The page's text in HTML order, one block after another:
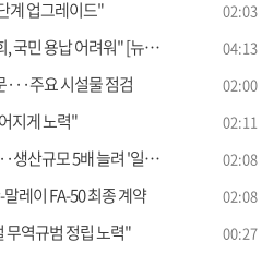
계 업그레이드" 02:03
용납 어려워" [뉴스의 맥] 04:13
주요 시설물 점검 02:00
지게 노력" 02:11
규모 5배 늘려 '일감확보' 02:08
레이 FA-50 최종 계약 02:08
무역규범 정립 노력" 00:27